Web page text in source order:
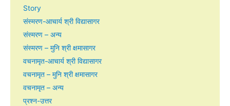
Story
संस्मरण-आचार्य श्री विद्यासागर
संस्मरण – अन्य
संस्मरण – मुनि श्री क्षमासागर
वचनामृत-आचार्य श्री विद्यासागर
वचनामृत – मुनि श्री क्षमासागर
वचनामृत – अन्य
प्रश्न-उत्तर